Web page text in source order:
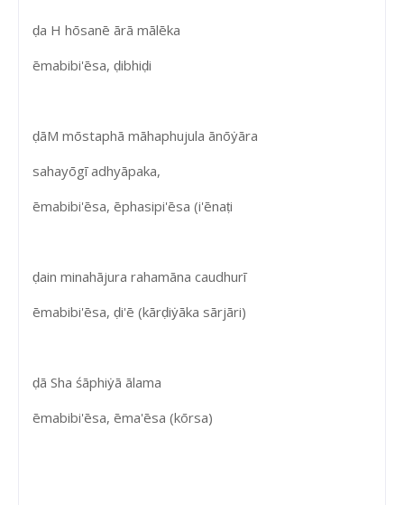
ḍa H hōsanē ārā mālēka
ēmabibi'ēsa, ḍibhiḍi
ḍāM mōstaphā māhaphujula ānōẏāra
sahayōgī adhyāpaka,
ēmabibi'ēsa, ēphasipi'ēsa (i'ēnaṭi
ḍain minahājura rahamāna caudhurī
ēmabibi'ēsa, ḍi'ē (kārḍiẏāka sārjāri)
ḍā Sha śāphiẏā ālama
ēmabibi'ēsa, ēma'ēsa (kōrsa)